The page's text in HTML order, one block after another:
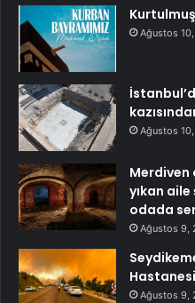
Ağustos
Ağustos
Merdiven
yıkan
odada
Ağustos 9,
Ağustos 9,